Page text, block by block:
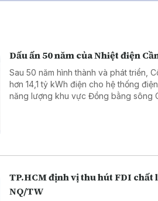
Dấu ấn 50 năm của Nhiệt điện
Sau 50 năm hình thành và phát triển,
hơn 14,1 tỷ kWh điện cho hệ thống
năng lượng khu vực Đồng bằng sông
TP.HCM định vị thu hút FDI chất
NQ/TW